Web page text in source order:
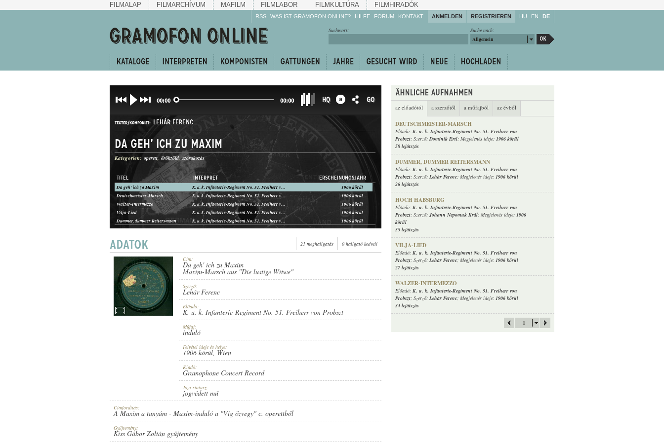
FILMALAP FILMARCHÍVUM MAFILM FILMLABOR FILMKULTÚRA FILMHIRADÓK
RSS WAS IST GRAMOFON ONLINE? HILFE
Machen Sie mit!
weiter!
FORUM KONTAKT ANMELDEN REGISTRIEREN HU EN DE
Suche nach:
Allgemein
Suchwort:
az előadótól a szerzőtől a műfajból az évből
DEUTSCHMEISTER-MARSCH
Előadó: K. u. k. Infanterie-Regiment No. 51. Freiherr von
Probszt; Szerző:Dominik Ertl; Megjelenés ideje: 1906 körül
58 lejátszás
DUMMER, DUMMER REITERSMANN
Előadó: K. u. k. Infanterie-Regiment No. 51. Freiherr von
Probszt; Szerző: Lehár Ferenc; Megjelenés ideje: 1906 körül
26 lejátszás
HOCH HABSBURG
Előadó: K. u. k. Infanterie-Regiment No. 51. Freiherr von
Probszt; Szerző:Johann Nepomuk Král; Megjelenés ideje: 1906
körül
55 lejátszás
VILJA-LIED
Előadó: K. u. k. Infanterie-Regiment No. 51. Freiherr von
Probszt; Szerző: Lehár Ferenc; Megjelenés ideje: 1906 körül
27 lejátszás
WALZER-INTERMEZZO
Előadó: K. u. k. Infanterie-Regiment No. 51. Freiherr von
Probszt; Szerző: Lehár Ferenc; Megjelenés ideje: 1906 körül
34 lejátszás
1
00:00 00:00 HQ GO
TEXTER/KOMPONIST: LEHÁR FERENC
GATTUNG: INDULÓ
ERSCHEINUNGSJAHR: 1906 KÖRÜL
GRAMOPHONE CONCERT RECORD
V.*20177
Da geh' ich zu Maxim
Kategorien: operett örökzöld szórakozás
TITEL INTERPRET ERSCHEINUNGSJAHR
Da geh' ich zu Maxim K. u. k. Infanterie-Regiment No. 51. Freiherr von Probszt
1906 körül
Deutschmeister-Marsch
K. u. k. Infanterie-Regiment No. 51. Freiherr von Probszt
1906 körül
Walzer-Intermezzo
K. u. k. Infanterie-Regiment No. 51. Freiherr von Probszt
1906 körül
Vilja-Lied
K. u. k. Infanterie-Regiment No. 51. Freiherr von Probszt
1906 körül
Dummer, dummer Reitersmann
K. u. k. Infanterie-Regiment No. 51. Freiherr von Probszt
1906 körül
Hoch Habsburg
K. u. k. Infanterie-Regiment No. 51. Freiherr von Probszt 1906 körül
21 meghallgatás 0 hallgató kedveli
Cím:
Da geh' ich zu Maxim
Maxim-Marsch aus "Die lustige Witwe"
Szerző:
Lehár Ferenc
Előadó:
K. u. k. Infanterie-Regiment No. 51. Freiherr von Probszt
Műfaj:
induló
Felvétel ideje és helye:
1906 körül, Wien
Kiadó:
Gramophone Concert Record
Jogi státusz:
jogvédett mű
Címfordítás:
A Maxim a tanyám - Maxim-induló a "Víg özvegy" c. operettből
Gyűjtemény:
Kiss Gábor Zoltán gyűjtemény